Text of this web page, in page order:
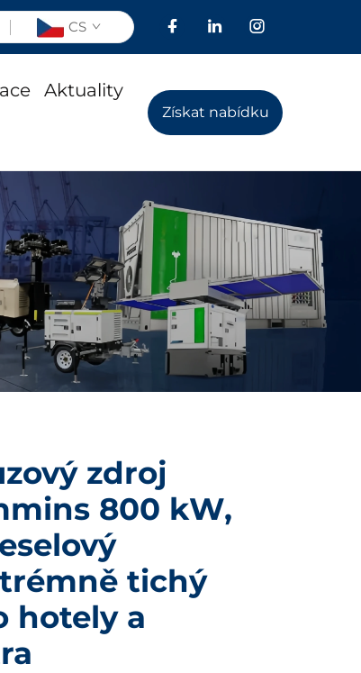
CS
Aktuality
Získat nabídku
zdroj
800 kW,
tichý
hotely a